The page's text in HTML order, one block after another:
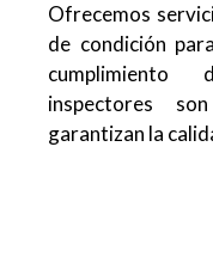
Ofrecemos
de condición
cumplimiento
inspectores
garantizan la